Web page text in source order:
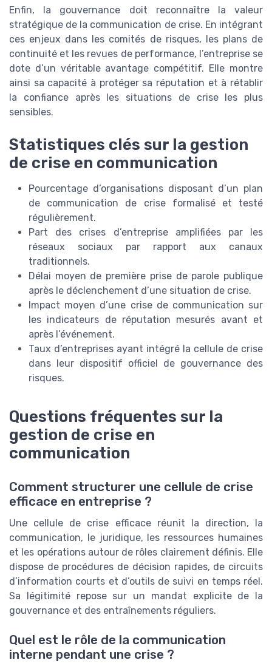
Enfin, la gouvernance doit reconnaître la valeur
stratégique de la communication de crise. En intégrant
ces enjeux dans les comités de risques, les plans de
continuité et les revues de performance, l’entreprise se
dote d’un véritable avantage compétitif. Elle montre
ainsi sa capacité à protéger sa réputation et à rétablir
la confiance après les situations de crise les plus
sensibles.
Statistiques clés sur la gestion
de crise en communication
Pourcentage d’organisations disposant d’un plan
de communication de crise formalisé et testé
régulièrement.
Part des crises d’entreprise amplifiées par les
réseaux sociaux par rapport aux canaux
traditionnels.
Délai moyen de première prise de parole publique
après le déclenchement d’une situation de crise.
Impact moyen d’une crise de communication sur
les indicateurs de réputation mesurés avant et
après l’événement.
Taux d’entreprises ayant intégré la cellule de crise
dans leur dispositif officiel de gouvernance des
risques.
Questions fréquentes sur la
gestion de crise en
communication
Comment structurer une cellule de crise
efficace en entreprise ?
Une cellule de crise efficace réunit la direction, la
communication, le juridique, les ressources humaines
et les opérations autour de rôles clairement définis. Elle
dispose de procédures de décision rapides, de circuits
d’information courts et d’outils de suivi en temps réel.
Sa légitimité repose sur un mandat explicite de la
gouvernance et des entraînements réguliers.
Quel est le rôle de la communication
interne pendant une crise ?